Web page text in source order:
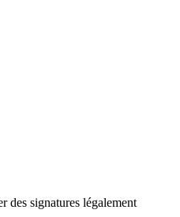
des signatures légalement